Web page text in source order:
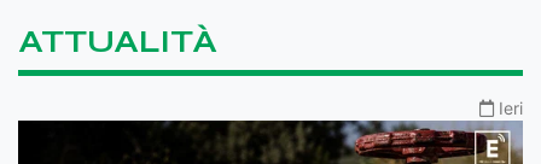
ATTUALITÀ
Ieri